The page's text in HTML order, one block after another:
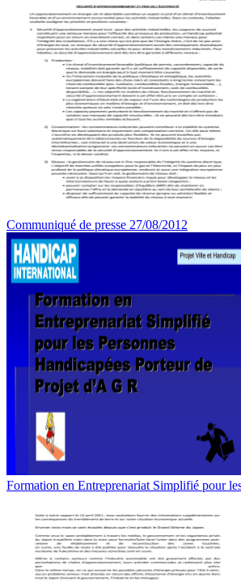
Communiqué de presse 27/08/2012
Formation en Entreprenariat Simplifié pour